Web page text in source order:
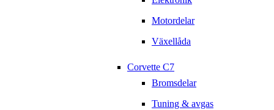
Motordelar
Växellåda
Corvette C7
Bromsdelar
Tuning & avgas